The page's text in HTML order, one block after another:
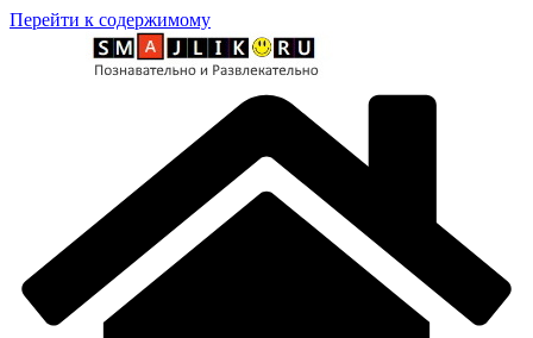
Перейти к содержимому